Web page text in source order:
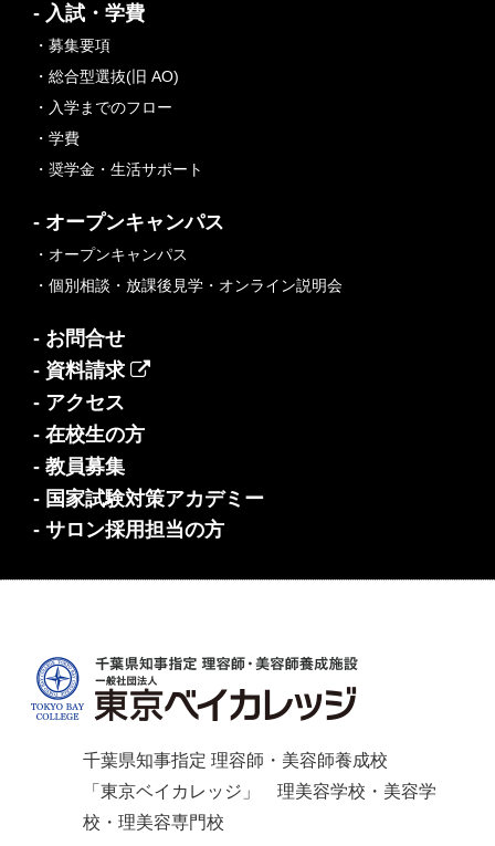
- 入試・学費
・募集要項
・総合型選抜(旧 AO)
・入学までのフロー
・学費
・奨学金・生活サポート
- オープンキャンパス
・オープンキャンパス
・個別相談・放課後見学・オンライン説明会
- お問合せ
- 資料請求
- アクセス
- 在校生の方
- 教員募集
- 国家試験対策アカデミー
- サロン採用担当の方
千葉県知事指定 理容師・美容師養成校
「東京ベイカレッジ」 理美容学校・美容学
校・理美容専門校